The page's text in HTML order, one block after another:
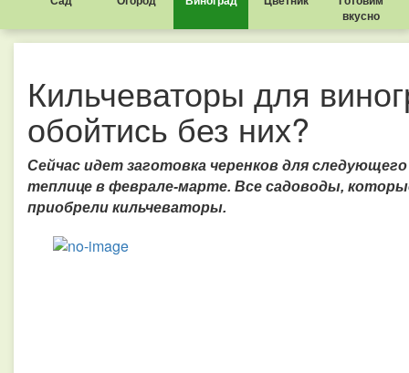
вкусно
Кильчеваторы для
обойтись без них?
Сейчас идет заготовка черенков для
теплице в феврале-марте. Все садоводы,
приобрели кильчеваторы.